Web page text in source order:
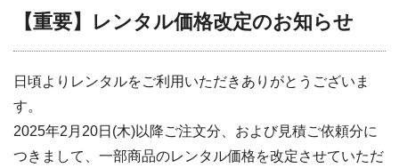
【重要】レンタル価格改定のお知らせ
日頃よりレンタルをご利用いただきありがとうございま
す。
2025年2月20日(木)以降ご注文分、および見積ご依頼分に
つきまして、一部商品のレンタル価格を改定させていただ